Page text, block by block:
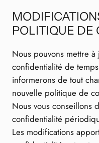
POLITIQUE DE
Nous pouvons mettre
confidentialité de
informerons de tout
nouvelle politique de
Nous vous conseillons
confidentialité
Les modifications